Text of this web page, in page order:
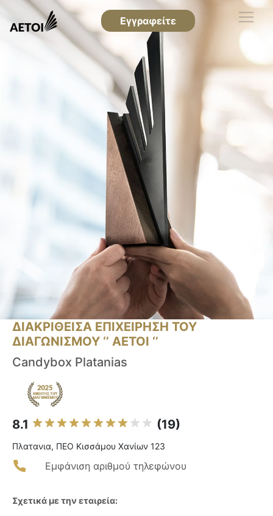
Εγγραφείτε
ΔΙΑΚΡΙΘΕΙΣΑ ΕΠΙΧΕΙΡΗΣΗ ΤΟΥ
ΔΙΑΓΩΝΙΣΜΟΥ ‘’ ΑΕΤΟΙ ‘’
Candybox Platanias
8.1 (19)
Πλατανια, ΠΕΟ Κισσάμου Χανίων 123
Εμφάνιση αριθμού τηλεφώνου
Σχετικά με την εταιρεία: